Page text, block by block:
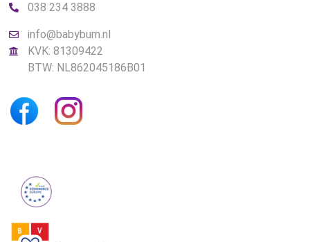
038 234 3888
info@babybum.nl
KVK: 81309422
BTW: NL862045186B01